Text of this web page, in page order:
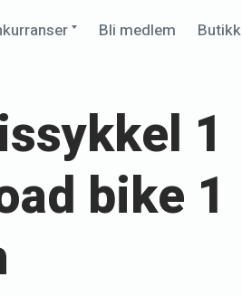
Expand
childBli medlem Butikk
1
bike 1